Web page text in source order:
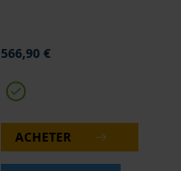
566,90 €
ACHETER